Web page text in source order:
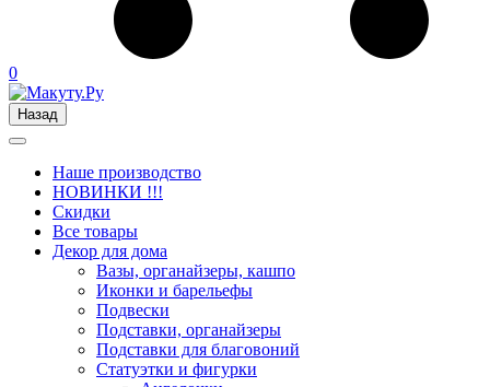
0
Назад
Наше производство
НОВИНКИ !!!
Скидки
Все товары
Декор для дома
Вазы, органайзеры, кашпо
Иконки и барельефы
Подвески
Подставки, органайзеры
Подставки для благовоний
Статуэтки и фигурки